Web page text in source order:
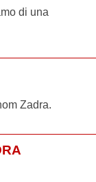
di una
Zadra.